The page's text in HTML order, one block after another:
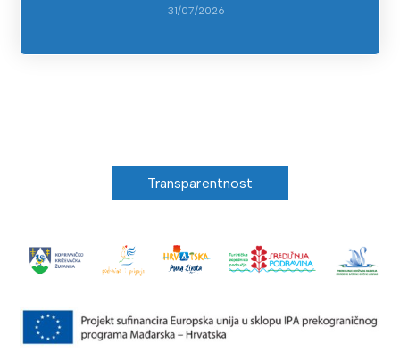
31/07/2026
Transparentnost